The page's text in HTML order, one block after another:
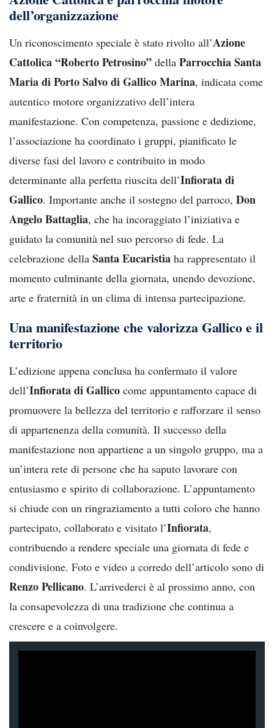
dell’organizzazione
Un riconoscimento speciale è stato rivolto all’Azione
Cattolica “Roberto Petrosino” della Parrocchia Santa
Maria di Porto Salvo di Gallico Marina, indicata come
autentico motore organizzativo dell’intera
manifestazione. Con competenza, passione e dedizione,
l’associazione ha coordinato i gruppi, pianificato le
diverse fasi del lavoro e contribuito in modo
determinante alla perfetta riuscita dell’Infiorata di
Gallico. Importante anche il sostegno del parroco, Don
Angelo Battaglia, che ha incoraggiato l’iniziativa e
guidato la comunità nel suo percorso di fede. La
celebrazione della Santa Eucaristia ha rappresentato il
momento culminante della giornata, unendo devozione,
arte e fraternità in un clima di intensa partecipazione.
Una manifestazione che valorizza Gallico e il
territorio
L’edizione appena conclusa ha confermato il valore
dell’Infiorata di Gallico come appuntamento capace di
promuovere la bellezza del territorio e rafforzare il senso
di appartenenza della comunità. Il successo della
manifestazione non appartiene a un singolo gruppo, ma a
un’intera rete di persone che ha saputo lavorare con
entusiasmo e spirito di collaborazione. L’appuntamento
si chiude con un ringraziamento a tutti coloro che hanno
partecipato, collaborato e visitato l’Infiorata,
contribuendo a rendere speciale una giornata di fede e
condivisione. Foto e video a corredo dell’articolo sono di
Renzo Pellicano. L’arrivederci è al prossimo anno, con
la consapevolezza di una tradizione che continua a
crescere e a coinvolgere.